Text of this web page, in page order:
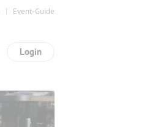
Event-Guide
Login